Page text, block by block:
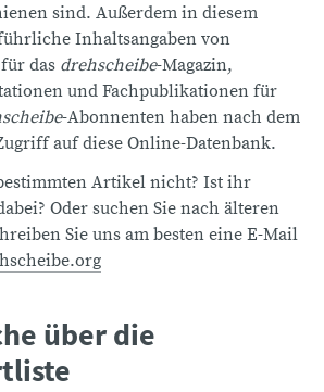
sind. Außerdem in diesem
Inhaltsangaben von
das drehscheibe-Magazin,
und Fachpublikationen für
-Abonnenten haben nach dem
auf diese Online-Datenbank.
Artikel nicht? Ist ihr
Oder suchen Sie nach älteren
Sie uns am besten eine E-Mail
über die